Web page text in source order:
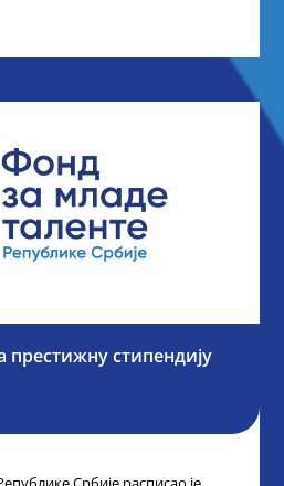
престижну стипендију